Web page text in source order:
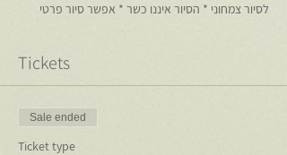
לסיור צמחוני * הסיור איננו כשר * אפשר סיור פרטי
Tickets
Sale ended
Ticket type